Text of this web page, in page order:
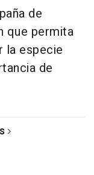
de
que permita
la especie
de